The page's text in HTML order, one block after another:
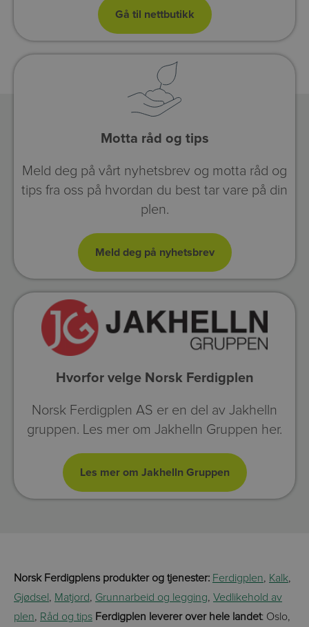
Motta råd og tips
Meld deg på vårt nyhetsbrev og motta råd og
tips fra oss på hvordan du best tar vare på din
plen.
Hvorfor velge Norsk Ferdigplen
Norsk Ferdigplen AS er en del av Jakhelln
gruppen. Les mer om Jakhelln Gruppen her.
Norsk Ferdigplens produkter og tjenester: Ferdigplen, Kalk,
Gjødsel , Matjord, Grunnarbeid og legging, Vedlikehold av
plen, Råd og tips Ferdigplen leverer over hele landet: Oslo,